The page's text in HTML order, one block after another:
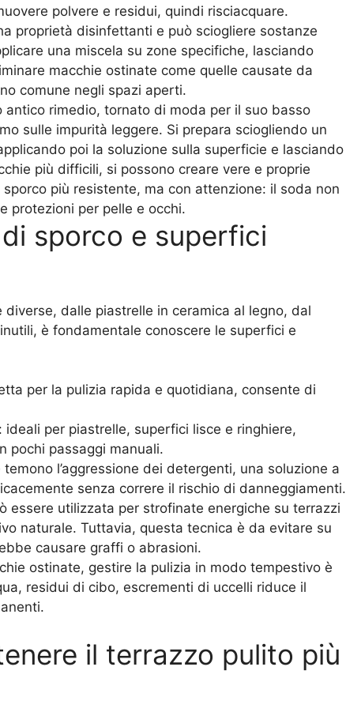
polvere e residui, quindi risciacquare.
proprietà disinfettanti e può sciogliere sostanze
una miscela su zone specifiche, lasciando
macchie ostinate come quelle causate da
comune negli spazi aperti.
antico rimedio, tornato di moda per il suo basso
sulle impurità leggere. Si prepara sciogliendo un
poi la soluzione sulla superficie e lasciando
più difficili, si possono creare vere e proprie
più resistente, ma con attenzione: il soda non
protezioni per pelle e occhi.
sporco e superfici
dalle piastrelle in ceramica al legno, dal
è fondamentale conoscere le superfici e
per la pulizia rapida e quotidiana, consente di
: ideali per piastrelle, superfici lisce e ringhiere,
pochi passaggi manuali.
l’aggressione dei detergenti, una soluzione a
senza correre il rischio di danneggiamenti.
essere utilizzata per strofinate energiche su terrazzi
naturale. Tuttavia, questa tecnica è da evitare su
causare graffi o abrasioni.
ostinate, gestire la pulizia in modo tempestivo è
residui di cibo, escrementi di uccelli riduce il
il terrazzo pulito più